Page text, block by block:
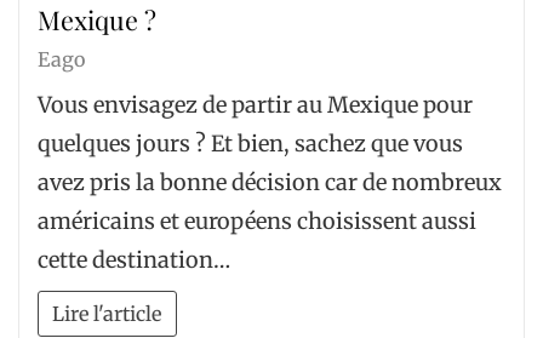
Mexique ?
Eago
Vous envisagez de partir au Mexique pour
quelques jours ? Et bien, sachez que vous
avez pris la bonne décision car de nombreux
américains et européens choisissent aussi
cette destination…
Lire l'article